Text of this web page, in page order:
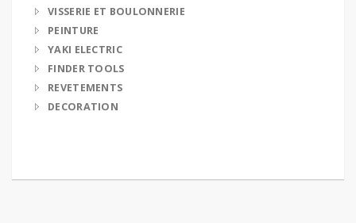
VISSERIE ET BOULONNERIE
PEINTURE
YAKI ELECTRIC
FINDER TOOLS
REVETEMENTS
DECORATION